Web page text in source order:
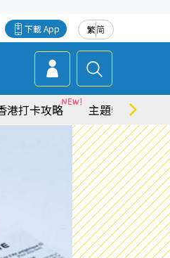
繁简
下載 App
港打卡攻略 主題特集